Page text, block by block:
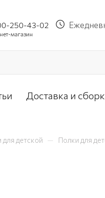
250-43-02
магазин
Доставка и
детской — Полки для